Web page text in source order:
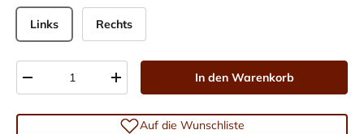
Links Rechts
-
+ In den Warenkorb
Auf die Wunschliste